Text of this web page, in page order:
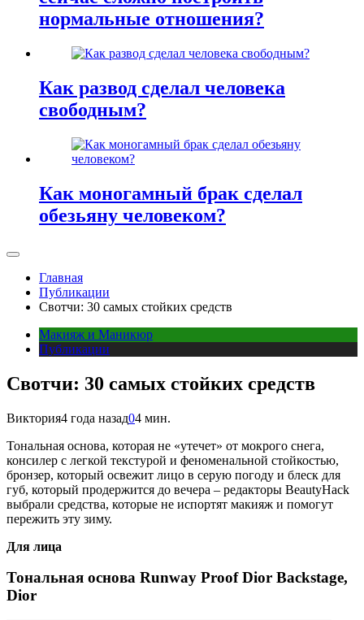
нормальные отношения?
Как развод сделал человека
свободным?
Как моногамный брак сделал
обезьяну человеком?
Главная
Публикации
Свотчи: 30 самых стойких средств
Макияж и Маникюр
Публикации
Свотчи: 30 самых стойких средств
Виктория4 года назад04 мин.
Тональная основа, которая не «утечет» от мокрого снега,
консилер с легкой текстурой и феноменальной стойкостью,
бронзер, который освежит лицо в серую погоду и блеск для
губ, который продержится до вечера – редакторы BeautyHack
выбрали средства, которые не испортят макияж и помогут
пережить эту зиму.
Для лица
Тональная основа Runway Proof Dior Backstage,
Dior